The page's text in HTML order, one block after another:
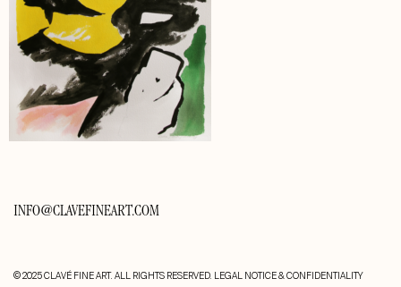
INFO@CLAVEFINEART.COM
© 2025 CLAVÉ FINE ART. ALL RIGHTS RESERVED. LEGAL NOTICE & CONFIDENTIALITY